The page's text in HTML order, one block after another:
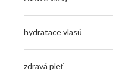
hydratace vlasů
zdravá pleť